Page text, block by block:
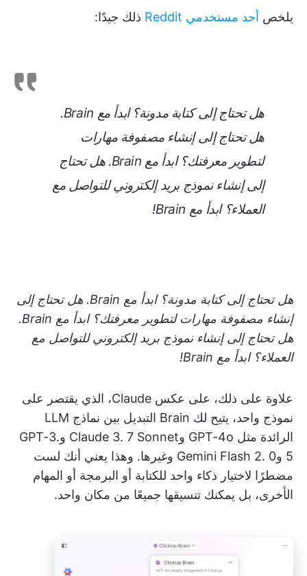
يلخص أحد مستخدمي Reddit ذلك جيدًا:
هل تحتاج إلى كتابة مدونة؟ ابدأ مع Brain.
هل تحتاج إلى إنشاء مصفوفة مهارات
لتطوير معرفتك؟ ابدأ مع Brain. هل تحتاج
إلى إنشاء نموذج بريد إلكتروني للتواصل مع
العملاء؟ ابدأ مع Brain!
هل تحتاج إلى كتابة مدونة؟ ابدأ مع Brain. هل تحتاج إلى
إنشاء مصفوفة مهارات لتطوير معرفتك؟ ابدأ مع Brain.
هل تحتاج إلى إنشاء نموذج بريد إلكتروني للتواصل مع
العملاء؟ ابدأ مع Brain!
علاوة على ذلك، على عكس Claude، الذي يقتصر على
نموذج واحد، يتيح لك Brain التبديل بين نماذج LLM
الرائدة مثل GPT-4o وClaude 3. 7 Sonnet وGPT-3.
5 وGemini Flash 2. 0 وغيرها. وهذا يعني أنك لست
مضطرًا لاختيار ذكاء واحد للكتابة أو البرمجة أو المهام
الأخرى، بل يمكنك تنسيقها جميعًا من مكان واحد.